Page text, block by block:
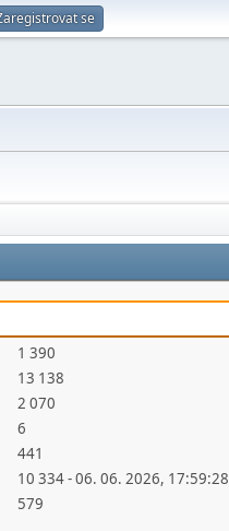
se
1 390
13 138
2 070
6
441
10 334 - 06. 06. 2026, 17:59:28
579